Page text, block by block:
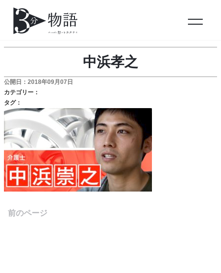
中浜孝之
公開日：2018年09月07日
カテゴリー：
タグ：
前のページ